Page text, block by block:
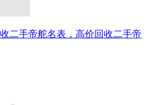
二手帝舵名表，高价回收二手帝